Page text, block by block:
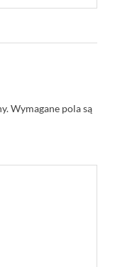
Wymagane pola są